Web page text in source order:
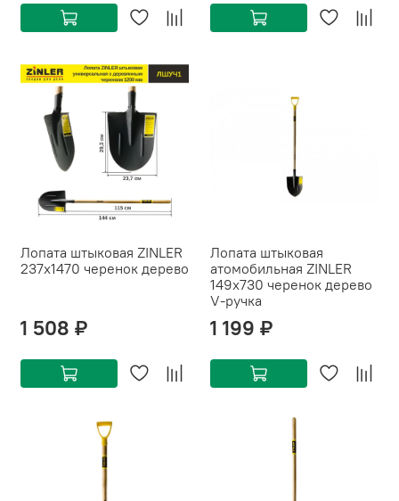
Лопата штыковая ZINLER
237х1470 черенок дерево
1 508 ₽
Лопата штыковая
атомобильная ZINLER
149х730 черенок дерево
V-ручка
1 199 ₽